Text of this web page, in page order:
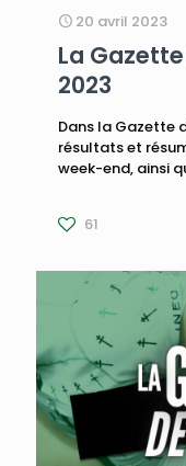
20 avril 2023
La
2023
Dans la Gazette
résultats et
week-end, ainsi
61